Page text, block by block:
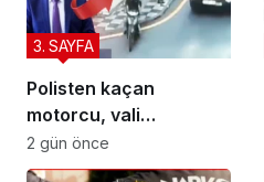
Polisten kaçan
motorcu, vali
yardımcısına çarptı
3. SAYFA
2 gün önce